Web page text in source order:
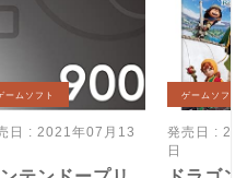
ームソフト
日 : 2021年07月13
ゲームソフト
発売日 :
日